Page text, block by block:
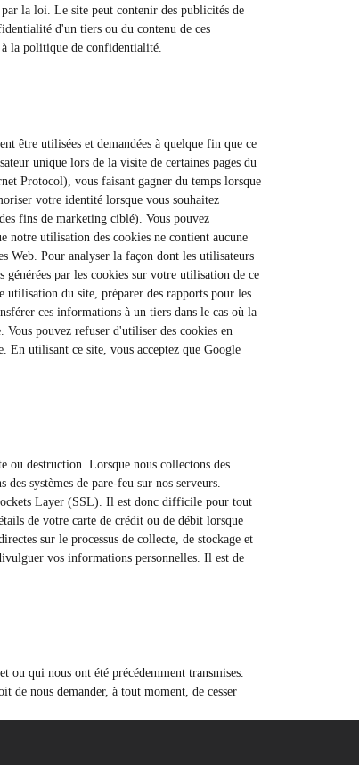
la loi. Le site peut contenir des publicités de
d'un tiers ou du contenu de ces
à la politique de confidentialité.
être utilisées et demandées à quelque fin que ce
unique lors de la visite de certaines pages du
Protocol), vous faisant gagner du temps lorsque
votre identité lorsque vous souhaitez
fins de marketing ciblé). Vous pouvez
notre utilisation des cookies ne contient aucune
Web. Pour analyser la façon dont les utilisateurs
par les cookies sur votre utilisation de ce
utilisation du site, préparer des rapports pour les
ces informations à un tiers dans le cas où la
pouvez refuser d'utiliser des cookies en
En utilisant ce site, vous acceptez que Google
ou destruction. Lorsque nous collectons des
systèmes de pare-feu sur nos serveurs.
Layer (SSL). Il est donc difficile pour tout
de votre carte de crédit ou de débit lorsque
sur le processus de collecte, de stockage et
vos informations personnelles. Il est de
ou qui nous ont été précédemment transmises.
de nous demander, à tout moment, de cesser